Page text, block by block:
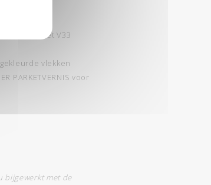
met V33
vlekken
PARKETVERNIS voor
bijgewerkt met de